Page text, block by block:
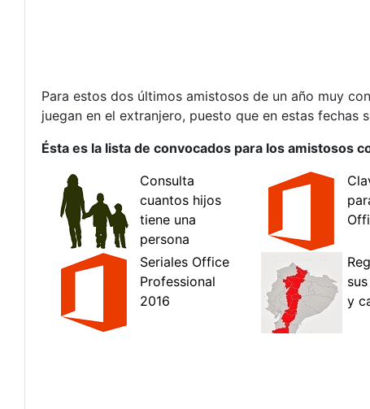
Para estos dos últimos amistosos de un año muy
juegan en el extranjero, puesto que en estas fechas
Ésta es la lista de convocados para los amistosos